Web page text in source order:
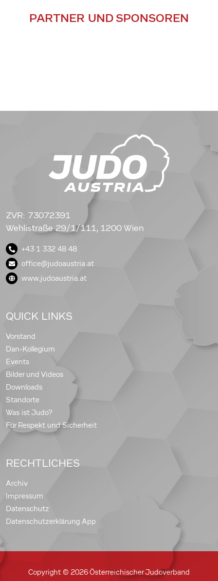
PARTNER UND SPONSOREN
ZVR: 73072391
Wehlistraße 29/1/111, 1200 Wien
+43 1 332 48 48
office@judoaustria.at
www.judoaustria.at
QUICK LINKS
Vorstand
Dan-Kollegium
Events
Bilder und Videos
Downloads
Standorte
Was ist Judo?
Für Respekt und Sicherheit
RECHTLICHES
Archiv
Impressum
Datenschutz
Datenschutzerklärung App
Copyright © 2026 Österreichischer Judoverband